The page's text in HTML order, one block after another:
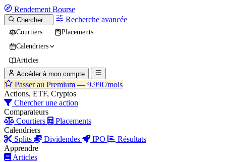
Rendement Bourse
Chercher… Recherche avancée
Courtiers
Placements
Calendriers
Articles
Accéder à mon compte
Passer au Premium — 9.99€/mois
Actions, ETF, Cryptos
Chercher une action
Comparateurs
Courtiers
Placements
Calendriers
Splits
Dividendes IPO
Résultats
Apprendre
Articles